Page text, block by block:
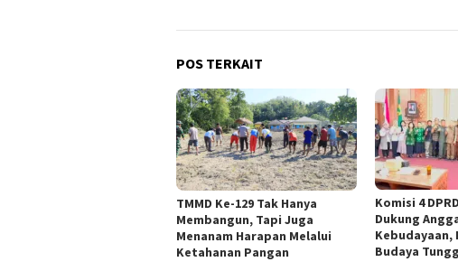
POS TERKAIT
TMMD Ke-129 Tak Hanya
Membangun, Tapi Juga
Menanam Harapan Melalui
Ketahanan Pangan
Komisi 4
Dukung
Kebudayaan,
Budaya